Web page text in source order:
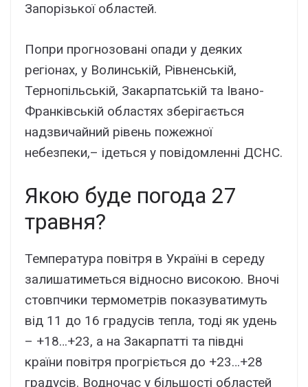
Запорізької областей.
Попри прогнозовані опади у деяких
регіонах, у Волинській, Рівненській,
Тернопільській, Закарпатській та Івано-
Франківській областях зберігається
надзвичайний рівень пожежної
небезпеки,– ідеться у повідомленні ДСНС.
Якою буде погода 27
травня?
Температура повітря в Україні в середу
залишатиметься відносно високою. Вночі
стовпчики термометрів показуватимуть
від 11 до 16 градусів тепла, тоді як удень
– +18…+23, а на Закарпатті та півдні
країни повітря прогріється до +23…+28
градусів. Водночас у більшості областей